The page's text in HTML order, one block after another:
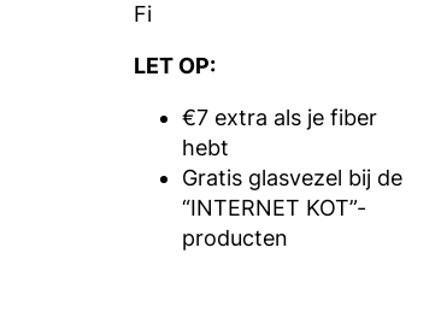
Fi
LET OP:
€7 extra als je fiber
hebt
Gratis glasvezel bij de
“INTERNET KOT”-
producten